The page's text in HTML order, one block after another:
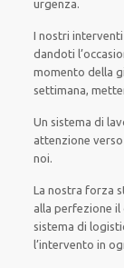
urgenza.
I nostri interventi
dandoti
momento della
settimana,
Un sistema di
attenzione
noi.
La nostra forza
alla perfezione il
sistema di
l’intervento in